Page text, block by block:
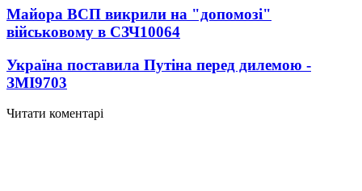
Майора ВСП викрили на "допомозі"
військовому в СЗЧ10064
Україна поставила Путіна перед дилемою -
ЗМІ9703
Читати коментарі